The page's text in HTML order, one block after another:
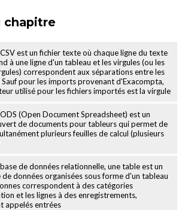
chapitre
est un fichier texte où chaque ligne du texte
à une ligne d'un tableau et les virgules (ou les
correspondent aux séparations entre les
Sauf pour les imports provenant d'Exacompta,
utilisé pour les fichiers importés est la virgule
(Open Document Spreadsheet) est un
de documents pour tableurs qui permet de
plurieurs feuilles de calcul (plusieurs
de données relationnelle, une table est un
de données organisées sous forme d'un tableau
correspondent à des catégories
et les lignes à des enregistrements,
appelés entrées